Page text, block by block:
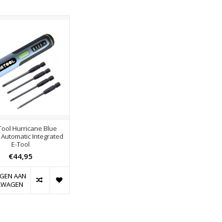
Hurricane Blue
Integrated
E-Tool
€44,95
AAN